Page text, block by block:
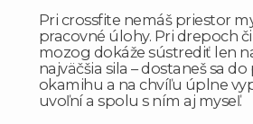
Pri crossfite nemáš priestor
pracovné úlohy. Pri drepoch
mozog dokáže sústrediť len
najväčšia sila – dostaneš sa
okamihu a na chvíľu úplne
uvoľní a spolu s ním aj myseľ.